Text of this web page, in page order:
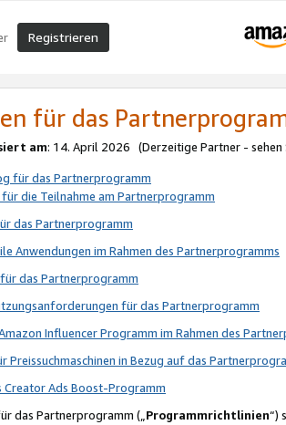
Registrieren
für das
am: 14. April 2026 (Derzeitige Partner - sehen
für das Partnerprogramm
die Teilnahme am Partnerprogramm
das Partnerprogramm
Anwendungen im Rahmen des Partnerprogramms
das Partnerprogramm
für das Partnerprogramm
Influencer Programm im Rahmen des
Preissuchmaschinen in Bezug auf das
Creator Ads Boost-Programm
das Partnerprogramm („Programmrichtlinien“)